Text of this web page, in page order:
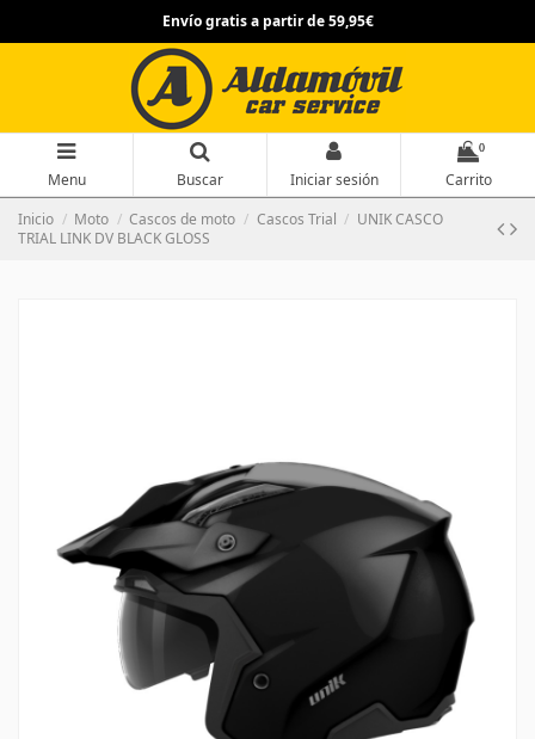
Envío gratis a partir de 59,95€
Menu Buscar Iniciar sesión
0
Carrito
Inicio
Moto Cascos de moto Cascos Trial
UNIK CASCO
TRIAL LINK DV BLACK GLOSS